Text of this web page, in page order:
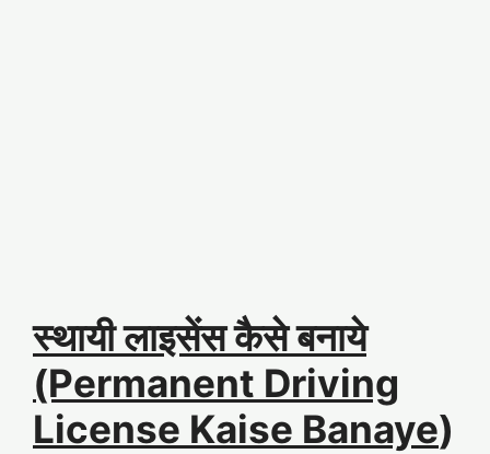
स्थायी लाइसेंस कैसे बनाये
(Permanent Driving
License Kaise Banaye)